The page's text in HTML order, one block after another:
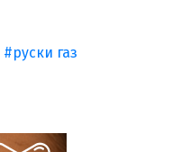
#руски газ